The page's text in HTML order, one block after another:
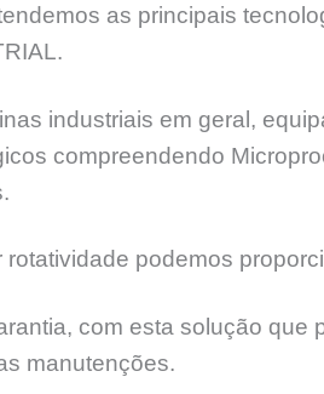
as principais
industriais em geral,
compreendendo
podemos
com esta solução
manutenções.